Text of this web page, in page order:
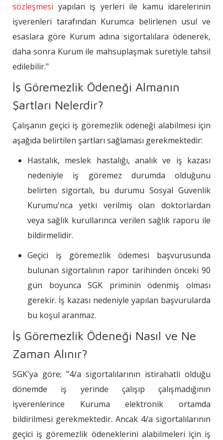
sözleşmesi yapılan iş yerleri ile kamu idarelerinin
işverenleri tarafından Kurumca belirlenen usul ve
esaslara göre Kurum adına sigortalılara ödenerek,
daha sonra Kurum ile mahsuplaşmak suretiyle tahsil
edilebilir."
İş Göremezlik Ödeneği Almanın
Şartları Nelerdir?
Çalışanın geçici iş göremezlik ödeneği alabilmesi için
aşağıda belirtilen şartları sağlaması gerekmektedir:
Hastalık, meslek hastalığı, analık ve iş kazası
nedeniyle iş göremez durumda olduğunu
belirten sigortalı, bu durumu Sosyal Güvenlik
Kurumu'nca yetki verilmiş olan doktorlardan
veya sağlık kurullarınca verilen sağlık raporu ile
bildirmelidir.
Geçici iş göremezlik ödemesi başvurusunda
bulunan sigortalının rapor tarihinden önceki 90
gün boyunca SGK priminin ödenmiş olması
gerekir. İş kazası nedeniyle yapılan başvurularda
bu koşul aranmaz.
İş Göremezlik Ödeneği Nasıl ve Ne
Zaman Alınır?
SGK'ya göre; "4/a sigortalılarının istirahatli olduğu
dönemde iş yerinde çalışıp çalışmadığının
işverenlerince Kuruma elektronik ortamda
bildirilmesi gerekmektedir. Ancak 4/a sigortalılarının
geçici iş göremezlik ödeneklerini alabilmeleri için iş